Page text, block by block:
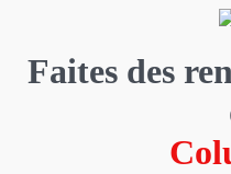
Faites des